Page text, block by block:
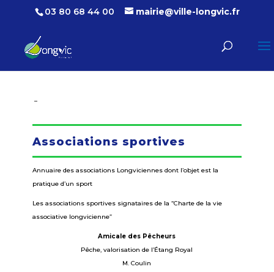
03 80 68 44 00 mairie@ville-longvic.fr
–
Associations sportives
Annuaire des associations Longviciennes dont l’objet est la
pratique d’un sport
Les associations sportives signataires de la “Charte de la vie
associative longvicienne”
Amicale des Pêcheurs
Pêche, valorisation de l’Étang Royal
M. Coulin